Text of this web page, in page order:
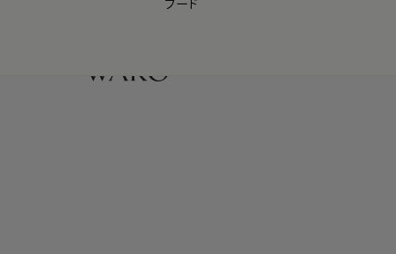
【会員様限定】夏のプレゼントキャンペーン開催中
フード